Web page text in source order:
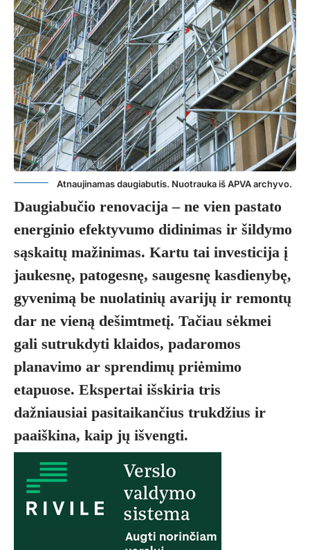
Atnaujinamas daugiabutis. Nuotrauka iš APVA archyvo.
Daugiabučio renovacija – ne vien pastato
energinio efektyvumo didinimas ir šildymo
sąskaitų mažinimas. Kartu tai investicija į
jaukesnę, patogesnę, saugesnę kasdienybę,
gyvenimą be nuolatinių avarijų ir remontų
dar ne vieną dešimtmetį. Tačiau sėkmei
gali sutrukdyti klaidos, padaromos
planavimo ar sprendimų priėmimo
etapuose. Ekspertai išskiria tris
dažniausiai pasitaikančius trukdžius ir
paaiškina, kaip jų išvengti.